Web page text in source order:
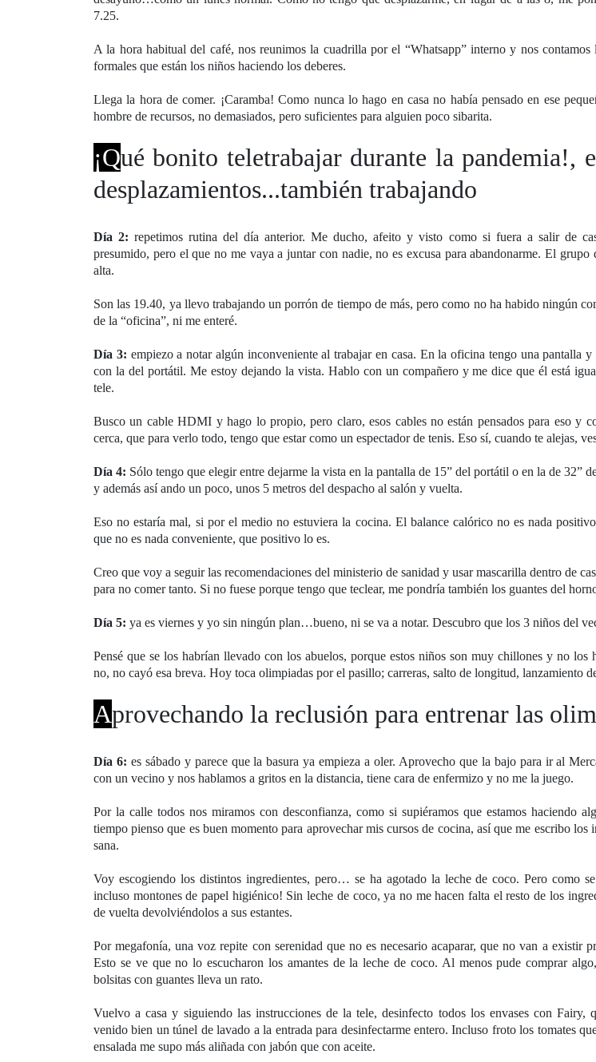
7.25.
A la hora habitual del café, nos reunimos la cuadrilla por el “Whatsapp” interno y nos
formales que están los niños haciendo los deberes.
Llega la hora de comer. ¡Caramba! Como nunca lo hago en casa no había pensado en ese
hombre de recursos, no demasiados, pero suficientes para alguien poco sibarita.
¡Qué bonito teletrabajar durante la pandemia!,
desplazamientos...también trabajando
Día 2: repetimos rutina del día anterior. Me ducho, afeito y visto como si fuera a salir de
presumido, pero el que no me vaya a juntar con nadie, no es excusa para abandonarme. El
alta.
Son las 19.40, ya llevo trabajando un porrón de tiempo de más, pero como no ha habido ningún
de la “oficina”, ni me enteré.
Día 3: empiezo a notar algún inconveniente al trabajar en casa. En la oficina tengo una pantalla
con la del portátil. Me estoy dejando la vista. Hablo con un compañero y me dice que él está
tele.
Busco un cable HDMI y hago lo propio, pero claro, esos cables no están pensados para eso y
cerca, que para verlo todo, tengo que estar como un espectador de tenis. Eso sí, cuando te alejas,
Día 4: Sólo tengo que elegir entre dejarme la vista en la pantalla de 15” del portátil o en la de 32”
y además así ando un poco, unos 5 metros del despacho al salón y vuelta.
Eso no estaría mal, si por el medio no estuviera la cocina. El balance calórico no es nada
que no es nada conveniente, que positivo lo es.
Creo que voy a seguir las recomendaciones del ministerio de sanidad y usar mascarilla dentro de
para no comer tanto. Si no fuese porque tengo que teclear, me pondría también los guantes del
Día 5: ya es viernes y yo sin ningún plan…bueno, ni se va a notar. Descubro que los 3 niños del
Pensé que se los habrían llevado con los abuelos, porque estos niños son muy chillones y no los
no, no cayó esa breva. Hoy toca olimpiadas por el pasillo; carreras, salto de longitud, lanzamiento
Aprovechando la reclusión para entrenar las
Día 6: es sábado y parece que la basura ya empieza a oler. Aprovecho que la bajo para ir al
con un vecino y nos hablamos a gritos en la distancia, tiene cara de enfermizo y no me la juego.
Por la calle todos nos miramos con desconfianza, como si supiéramos que estamos haciendo
tiempo pienso que es buen momento para aprovechar mis cursos de cocina, así que me escribo los
sana.
Voy escogiendo los distintos ingredientes, pero… se ha agotado la leche de coco. Pero como
incluso montones de papel higiénico! Sin leche de coco, ya no me hacen falta el resto de los
de vuelta devolviéndolos a sus estantes.
Por megafonía, una voz repite con serenidad que no es necesario acaparar, que no van a existir
Esto se ve que no lo escucharon los amantes de la leche de coco. Al menos pude comprar
bolsitas con guantes lleva un rato.
Vuelvo a casa y siguiendo las instrucciones de la tele, desinfecto todos los envases con Fairy,
venido bien un túnel de lavado a la entrada para desinfectarme entero. Incluso froto los tomates
ensalada me supo más aliñada con jabón que con aceite.